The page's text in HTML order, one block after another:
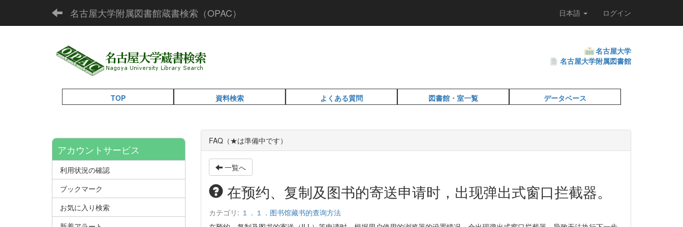
名古屋大学附属図書館蔵書検索（OPAC） 日本語 ログイン
名古屋大学
名古屋大学附属図書館
TOP 資料検索 よくある質問 図書館・室一覧 データベース
FAQ（★は準備中です）
一覧へ
在预约、复制及图书的寄送申请时，出现弹出式窗口拦截器。
カテゴリ: １．１．图书馆藏书的查询方法
アカウントサービス
利用状況の確認
ブックマーク
お気に入り検索